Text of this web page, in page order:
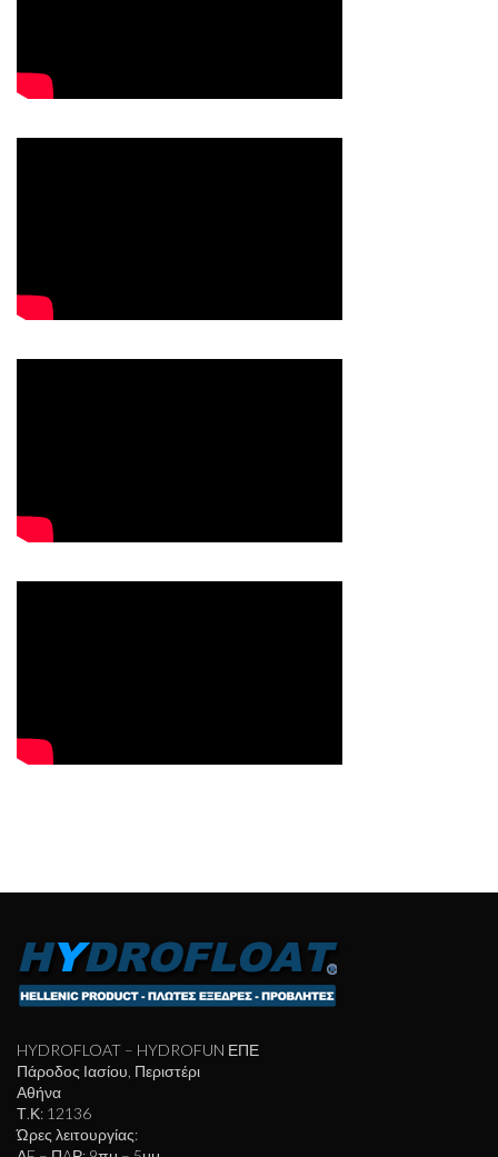
HYDROFLOAT – HYDROFUN ΕΠΕ
Πάροδος Ιασίου, Περιστέρι
Αθήνα
Τ.Κ: 12136
Ώρες λειτουργίας: